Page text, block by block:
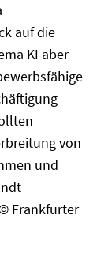
auf die
KI aber
von
und
Frankfurter